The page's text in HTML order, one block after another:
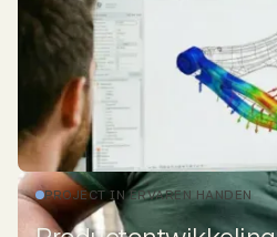
PROJECT IN ERVAREN HANDEN